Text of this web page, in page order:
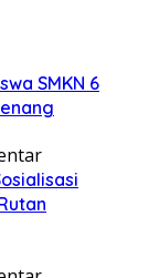
SMKN 6